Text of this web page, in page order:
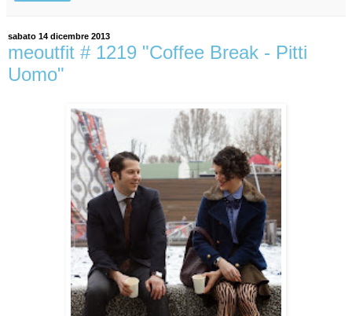
sabato 14 dicembre 2013
meoutfit # 1219 "Coffee Break - Pitti
Uomo"